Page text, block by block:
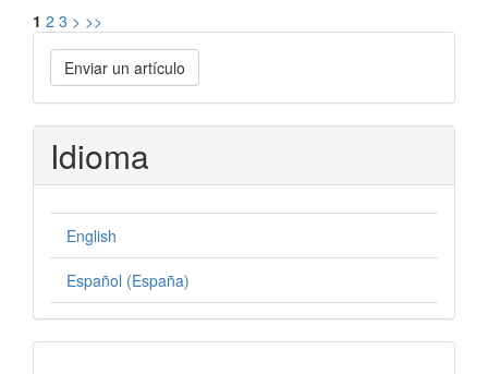
1 2 3 > >>
Enviar
un
artículo
Enviar un artículo
Idioma
English
Español (España)